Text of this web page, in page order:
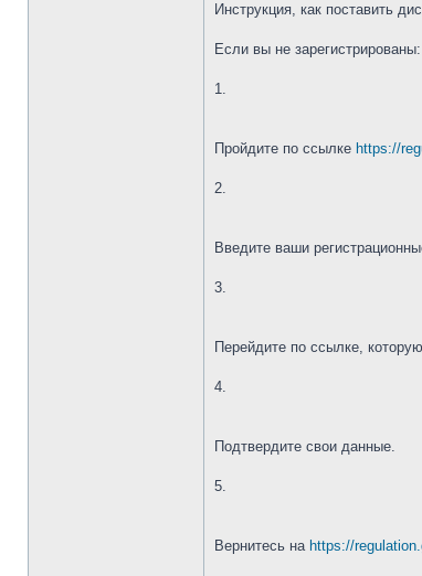
Инструкция, как поставить
Если вы не зарегистрированы:
1.
Пройдите по ссылке https://
2.
Введите ваши
3.
Перейдите по ссылке,
4.
Подтвердите свои данные.
5.
Вернитесь на https://